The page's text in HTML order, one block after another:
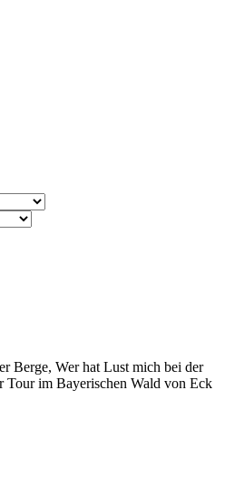
Berge, Wer hat Lust mich bei der
Tour im Bayerischen Wald von Eck